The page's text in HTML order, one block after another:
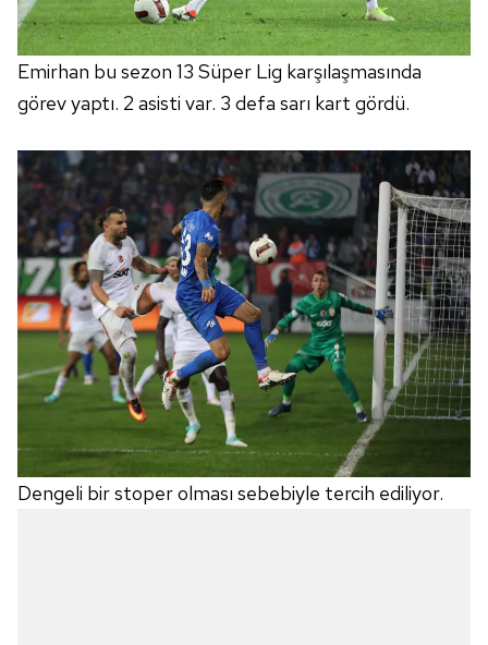
Emirhan bu sezon 13 Süper Lig karşılaşmasında
görev yaptı. 2 asisti var. 3 defa sarı kart gördü.
Dengeli bir stoper olması sebebiyle tercih ediliyor.